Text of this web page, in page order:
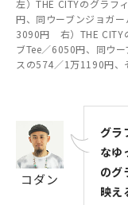
左）THE CITYのグラフ
円、同ウーブンジョガ
3090円 右）THE CITY
ブTee／6050円、同ウ
スの574／1万1190円、
コダン
グラ
なゆ
のグ
映え